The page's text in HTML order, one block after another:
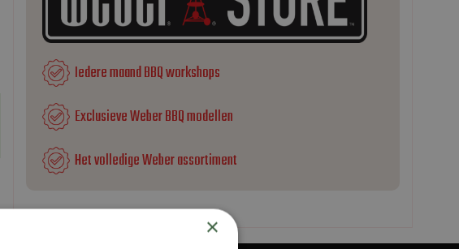
Iedere maand BBQ workshops
Exclusieve Weber BBQ modellen
Het volledige Weber assortiment
×